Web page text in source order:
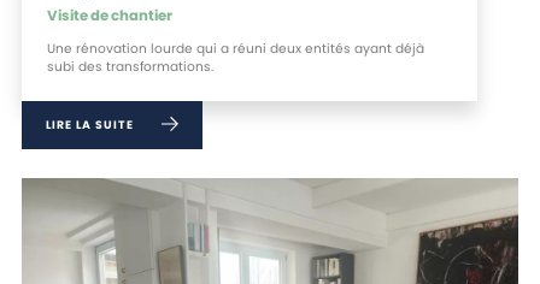
Visite de chantier
Une rénovation lourde qui a réuni deux entités ayant déjà
subi des transformations.
LIRE LA SUITE